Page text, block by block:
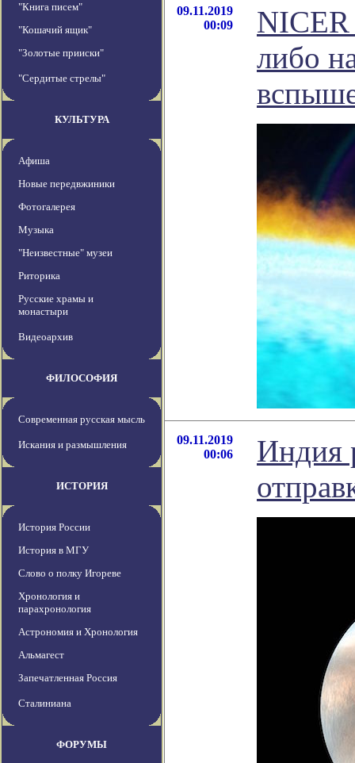
"Книга писем"
"Кошачий ящик"
"Золотые прииски"
"Сердитые стрелы"
КУЛЬТУРА
Афиша
Новые передвжиники
Фотогалерея
Музыка
"Неизвестные" музеи
Риторика
Русские храмы и
монастыри
Видеоархив
ФИЛОСОФИЯ
Современная русская мысль
Искания и размышления
ИСТОРИЯ
История России
История в МГУ
Слово о полку Игореве
Хронология и
парахронология
Астрономия и Хронология
Альмагест
Запечатленная Россия
Сталиниана
ФОРУМЫ
09.11.2019
00:09
NICER
либо
09.11.2019
00:06
Индия